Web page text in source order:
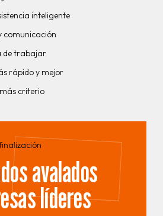
inteligente
comunicación
de trabajar
rápido y mejor
criterio
avalados
líderes